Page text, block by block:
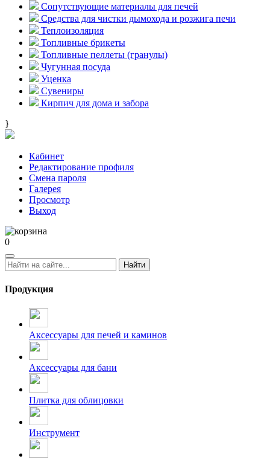
Сопутствующие материалы для печей
Средства для чистки дымохода и розжига печи
Теплоизоляция
Топливные брикеты
Топливные пеллеты (гранулы)
Чугунная посуда
Уценка
Сувениры
Кирпич для дома и забора
}
Кабинет
Редактирование профиля
Смена пароля
Галерея
Просмотр
Выход
0
Найти
Продукция
Аксессуары для печей и каминов
Аксессуары для бани
Плитка для облицовки
Инструмент